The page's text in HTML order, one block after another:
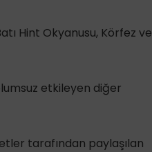
Hint Okyanusu, Körfez ve
etkileyen diğer
tarafından paylaşılan